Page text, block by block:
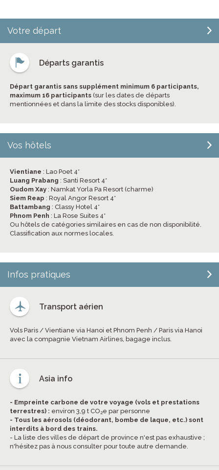
Votre départ
Départs garantis
Départ garantis sans supplément minimum 6 participants,
maximum 16 participants (sur les dates de départs
mentionnées et dans la limite des stocks disponibles).
Vos hôtels
Vientiane : Lao Poet 4*
Luang Prabang : Santi Resort 4*
Oudom Xay : Namkat Yorla Pa Resort (charme)
Siem Reap : Royal Angor Resort 4*
Battambang : Classy Hotel 4*
Phnom Penh : La Rose Suites 4*
Ou hôtels de catégories similaires en cas de non disponibilité.
Classification aux normes locales.
Infos pratiques
Transport aérien
Vols Paris / Vientiane via Hanoi et Phnom Penh / Paris via Hanoi
avec la compagnie Vietnam Airlines, bagage inclus.
Asia info
- Empreinte carbone de votre voyage (vols et prestations
terrestres) : environ 3,9 t CO2e par personne
- Tous les aérosols (déodorant, bombe de laque, etc.) sont
interdits à bord des trains.
- La liste des villes de départ de province n'est pas exhaustive ;
n'hésitez pas à nous consulter pour toute autre demande.